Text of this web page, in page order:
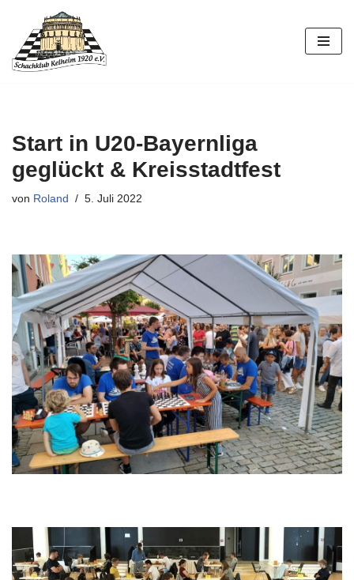
Zum
Inhalt
Start in U20-Bayernliga
geglückt & Kreisstadtfest
von Roland 5. Juli 2022